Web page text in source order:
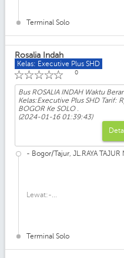
Terminal Solo
Rosalia Indah
Kelas: Executive Plus SHD
☆
☆
☆
☆
☆ 0
Bus ROSALIA INDAH Waktu
Kelas:Executive Plus SHD Tarif:
BOGOR Ke SOLO .
(2024-01-16 01:39:43)
- Bogor/Tajur, JL.RAYA TAJUR
Lewat:-...
Terminal Solo